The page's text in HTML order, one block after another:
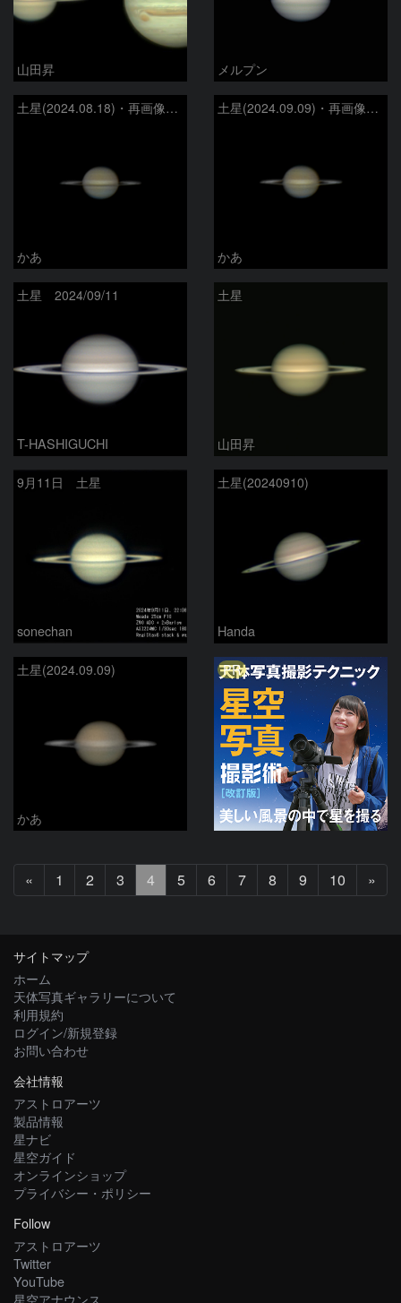
山田昇 メルプン
土星(2024.08.18)・再画像処理
かあ
土星(2024.09.09)・再画像処理
かあ
土星 2024/09/11
T-HASHIGUCHI
土星
山田昇
9月11日 土星
sonechan
土星(20240910)
Handa
土星(2024.09.09)
かあ
PR
«
へ
1 2 3 4 5 6 7 8 9 10 »
へ
サイトマップ
ホーム
天体写真ギャラリーについて
利用規約
ログイン/新規登録
お問い合わせ
会社情報
アストロアーツ
製品情報
星ナビ
星空ガイド
オンラインショップ
プライバシー・ポリシー
Follow
アストロアーツ
Twitter
YouTube
星空アナウンス